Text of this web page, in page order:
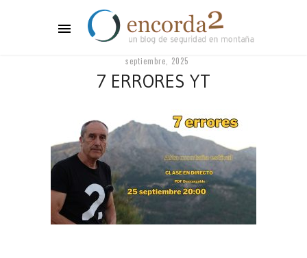
septiembre, 2025
7 ERRORES YT